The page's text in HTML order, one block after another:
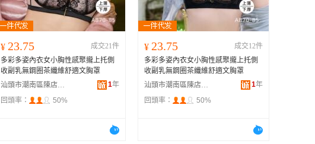
¥ 23.75
成交21件
多彩多姿內衣女小胸性感聚攏上托側
收副乳無鋼圈茶纖維舒適文胸罩
汕頭市潮南區陳店安多百貨商行
1年
回頭率：
50%
¥ 23.75
成交12件
多彩多姿內衣女小胸性感聚攏上托側
收副乳無鋼圈茶纖維舒適文胸罩
汕頭市潮南區陳店安多百貨商行
1年
回頭率：
50%